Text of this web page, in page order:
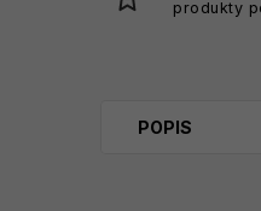
produkty
POPIS